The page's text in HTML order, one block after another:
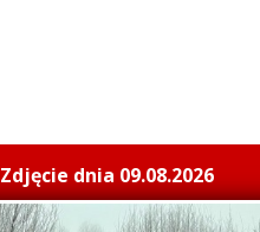
Zdjęcie dnia 09.08.2026